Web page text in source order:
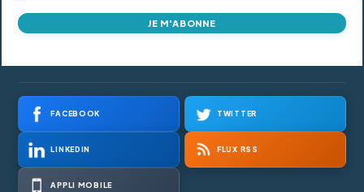
JE M'ABONNE
FACEBOOK TWITTER
LINKEDIN FLUX RSS
APPLI MOBILE